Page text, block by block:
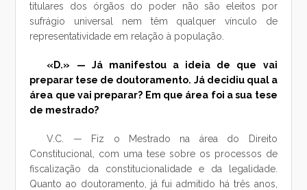
titulares dos órgãos do poder não são eleitos por
sufrágio universal nem têm qualquer vínculo de
representatividade em relação à população.
«D.» — Já manifestou a ideia de que vai
preparar tese de doutoramento. Já decidiu qual a
área que vai preparar? Em que área foi a sua tese
de mestrado?
V.C. — Fiz o Mestrado na área do Direito
Constitucional, com uma tese sobre os processos de
fiscalização da constitucionalidade e da legalidade.
Quanto ao doutoramento, já fui admitido há três anos,